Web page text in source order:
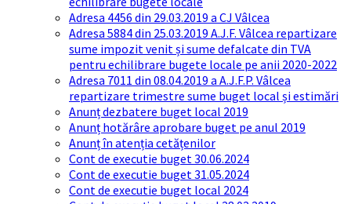
Adresa 4456 din 29.03.2019 a CJ Vâlcea
Adresa 5884 din 25.03.2019 A.J.F. Vâlcea repartizare
sume impozit venit și sume defalcate din TVA
pentru echilibrare bugete locale pe anii 2020-2022
Adresa 7011 din 08.04.2019 a A.J.F.P. Vâlcea
repartizare trimestre sume buget local și estimări
Anunț dezbatere buget local 2019
Anunț hotărâre aprobare buget pe anul 2019
Anunț în atenția cetățenilor
Cont de executie buget 30.06.2024
Cont de executie buget 31.05.2024
Cont de executie buget local 2024